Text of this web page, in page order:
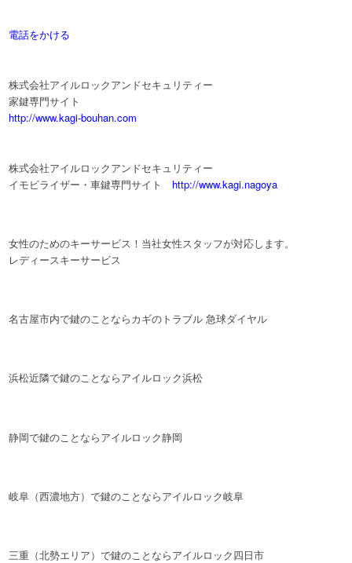
電話をかける
株式会社アイルロックアンドセキュリティー
家鍵専門サイト
http://www.kagi-bouhan.com
株式会社アイルロックアンドセキュリティー
イモビライザー・車鍵専門サイト http://www.kagi.nagoya
女性のためのキーサービス！当社女性スタッフが対応します。
レディースキーサービス
名古屋市内で鍵のことならカギのトラブル 急球ダイヤル
浜松近隣で鍵のことならアイルロック浜松
静岡で鍵のことならアイルロック静岡
岐阜（西濃地方）で鍵のことならアイルロック岐阜
三重（北勢エリア）で鍵のことならアイルロック四日市